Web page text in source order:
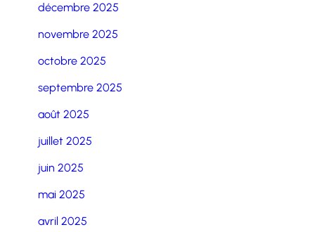
décembre 2025
novembre 2025
octobre 2025
septembre 2025
août 2025
juillet 2025
juin 2025
mai 2025
avril 2025